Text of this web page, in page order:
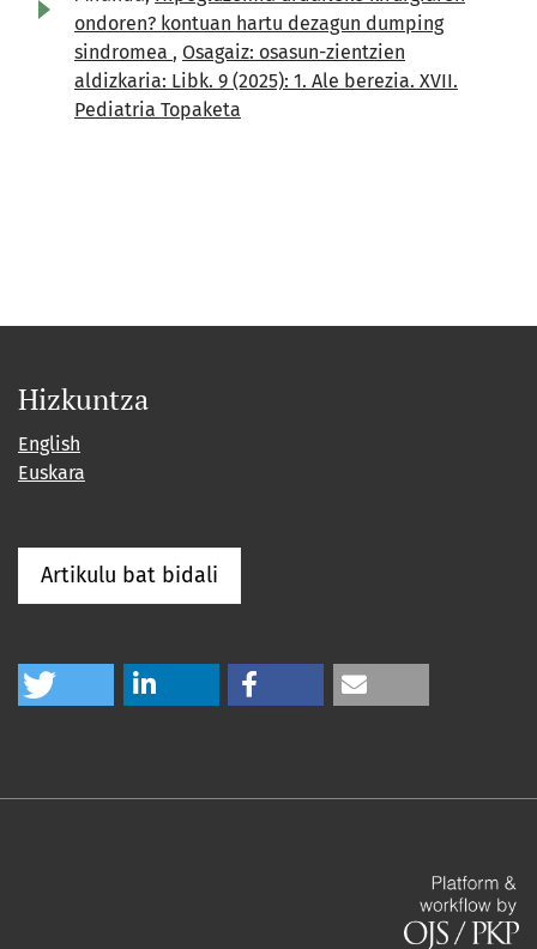
ondoren? kontuan hartu dezagun dumping
sindromea , Osagaiz: osasun-zientzien
aldizkaria: Libk. 9 (2025): 1. Ale berezia. XVII.
Pediatria Topaketa
Hizkuntza
English
Euskara
Artikulu bat bidali